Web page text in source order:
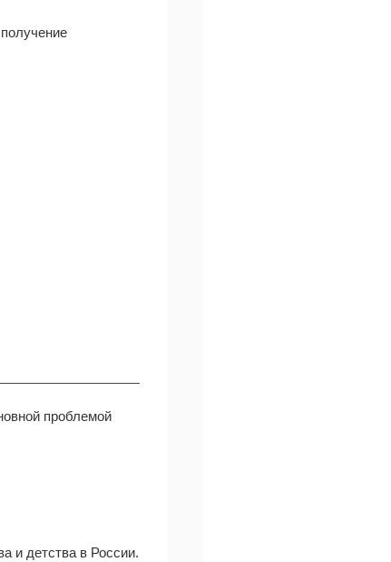
проблемой
и детства в России.